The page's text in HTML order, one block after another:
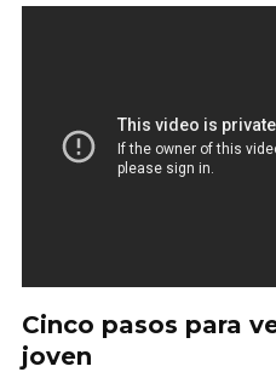
Cinco pasos para
joven